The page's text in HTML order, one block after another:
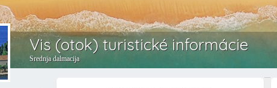
Vis (otok) turistické informácie
Srednja dalmacija